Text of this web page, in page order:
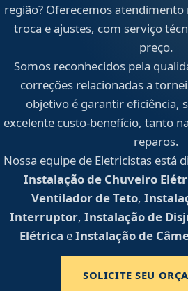
região? Oferecemos
troca e ajustes, com serviço
preço.
Somos reconhecidos pela
correções relacionadas a
objetivo é garantir eficiência,
excelente custo-benefício, tanto
reparos.
Nossa equipe de Eletricistas está
Instalação de Chuveiro
Ventilador de Teto,
Interruptor, Instalação de
Elétrica eInstalação de
SOLICITE SEU